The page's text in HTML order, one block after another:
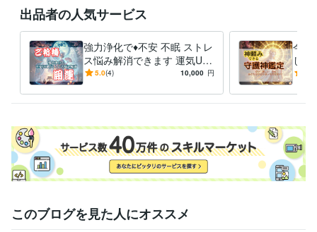
医療・介護 / 臨床検査技師 経験年数 : 25年
職歴
某血液検査会社 1997年3月 ~ 2020年6月
受賞歴
占い師のための手取り収入を増やす講座
臨床検査技師 取得年 : 1986年
ビジネス・クリエイティブツール
ペライチ:2年 Strikingly:2年Excel:25年PowerPoint:25年
Word:25年
Shopify:3年ChatGPT:2年Midjourney:1年
出品者の人気サービス
強力浄化で♦️不安 不眠 ストレ
ス悩み解消できます 運気UP♦️
あなたを苦しめる恐怖不運の
5.0(4) 10,000 円
今す
し
み】
に
このブログを見た人にオススメ